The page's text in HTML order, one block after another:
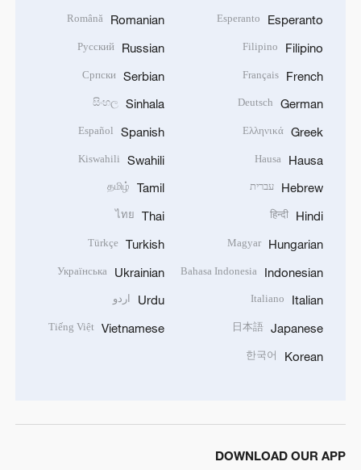
Esperanto
Esperanto
Filipino
Filipino
French
Français
German
Deutsch
Greek
Ελληνικά
Hausa
Hausa
Hebrew עברית
Hindi
हिन्दी
Hungarian
Magyar
Indonesian
Bahasa Indonesia
Italian
Italiano
Japanese
日本語
Korean
한국어
Romanian
Română
Russian
Русский
Serbian
Српски
Sinhala
සිංහල
Spanish
Español
Swahili
Kiswahili
Tamil
தமிழ்
Thai
ไทย
Turkish
Türkçe
Ukrainian
Українська
Urdu اردو
Vietnamese
Tiếng Việt
DOWNLOAD OUR APP